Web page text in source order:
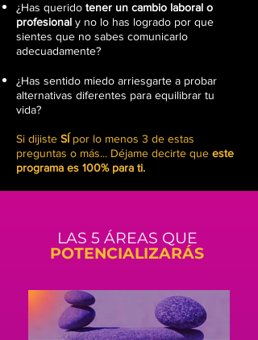
¿Has querido tener un cambio laboral o
profesional y no lo has logrado por que
sientes que no sabes comunicarlo
adecuadamente?
¿Has sentido miedo arriesgarte a probar
alternativas diferentes para equilibrar tu
vida?
Si dijiste SÍ por lo menos 3 de estas
preguntas o más... Déjame decirte que este
programa es 100% para ti.
LAS 5 ÁREAS QUE
POTENCIALIZARÁS